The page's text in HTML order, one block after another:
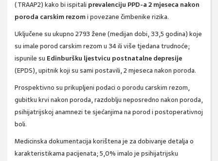
(TRAAP2) kako bi ispitali prevalenciju PPD-a 2 mjeseca nakon
poroda carskim rezomi povezane čimbenike rizika.
Uključene su ukupno 2793 žene (medijan dobi, 33,5 godina) koje
su imale porod carskim rezom u 34 ili više tjedana trudnoće;
ispunile su Edinburšku ljestvicu postnatalne depresije
(EPDS), upitnik koji su sami postavili, 2 mjeseca nakon poroda.
Prospektivno su prikupljeni podaci o porodu carskim rezom,
gubitku krvi nakon poroda, razdoblju neposredno nakon poroda,
psihijatrijskoj anamnezi te sjećanjima na porod i postoperativnoj
boli.
Medicinska dokumentacija korištena je za dobivanje detalja o
karakteristikama pacijenata; 5,0% imalo je psihijatrijsku